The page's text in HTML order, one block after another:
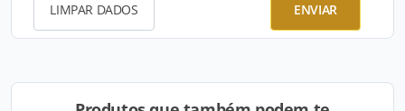
LIMPAR DADOS ENVIAR